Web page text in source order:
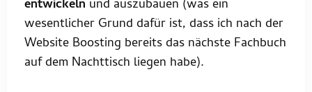
entwickeln und auszubauen (was ein
wesentlicher Grund dafür ist, dass ich nach der
Website Boosting bereits das nächste Fachbuch
auf dem Nachttisch liegen habe).